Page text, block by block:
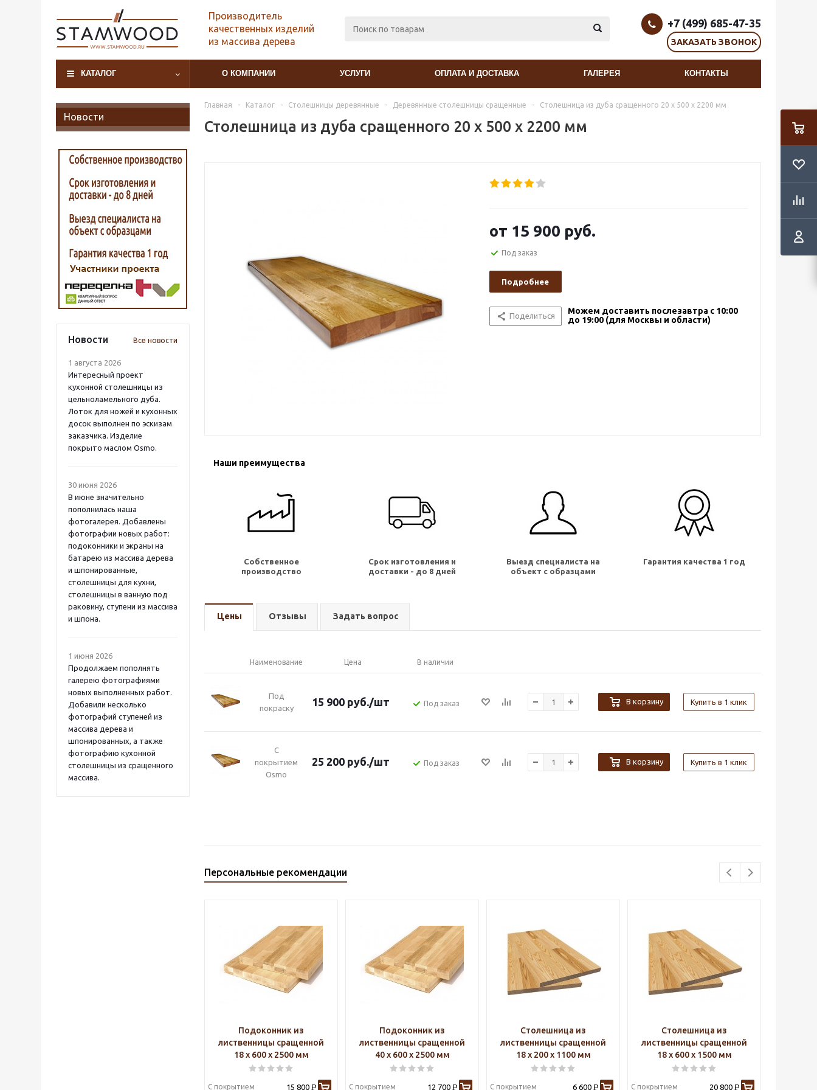
Производитель
качественных изделий
из массива дерева
+7 (499) 685-47-35
ЗАКАЗАТЬ ЗВОНОК
КАТАЛОГ О КОМПАНИИ УСЛУГИ ОПЛАТА И ДОСТАВКА ГАЛЕРЕЯ КОНТАКТЫ
Новости
Новости Все новости
1 августа 2026
Интересный проект
кухонной столешницы из
цельноламельного дуба.
Лоток для ножей и кухонных
досок выполнен по эскизам
заказчика. Изделие
покрыто маслом Osmo.
30 июня 2026
В июне значительно
пополнилась наша
фотогалерея. Добавлены
фотографии новых работ:
подоконники и экраны на
батарею из массива дерева
и шпонированные,
столешницы для кухни,
столешницы в ванную под
раковину, ступени из массива
и шпона.
1 июня 2026
Продолжаем пополнять
галерею фотографиями
новых выполненных работ.
Добавили несколько
фотографий ступеней из
массива дерева и
шпонированных, а также
фотографию кухонной
столешницы из сращенного
массива.
Главная - Каталог - Столешницы деревянные - Деревянные столешницы сращенные - Столешница из дуба сращенного 20 х 500 х 2200 мм
Столешница из дуба сращенного 20 х 500 х 2200 мм
от 15 900 руб.
Под заказ
Подробнее
Поделиться
Можем доставить послезавтра с 10:00
до 19:00 (для Москвы и области)
Наши преимущества
Собственное
производство
Срок изготовления и
доставки - до 8 дней
Выезд специалиста на
объект с образцами
Гарантия качества 1 год
Цены Отзывы Задать вопрос
Наименование Цена В наличии
Под
покраску
15 900 руб./шт Под заказ В корзину Купить в 1 клик
С
покрытием
Osmo
25 200 руб./шт Под заказ В корзину Купить в 1 клик
Персональные рекомендации
Подоконник из
лиственницы сращенной
18 х 600 х 2500 мм
С покрытием 15 800 Р
Подоконник из
лиственницы сращенной
40 х 600 х 2500 мм
С покрытием 12 700 Р
Столешница из
лиственницы сращенной
18 х 200 х 1100 мм
С покрытием 6 600 Р
Столешница из
лиственницы сращенной
18 х 600 х 1500 мм
С покрытием 20 800 Р